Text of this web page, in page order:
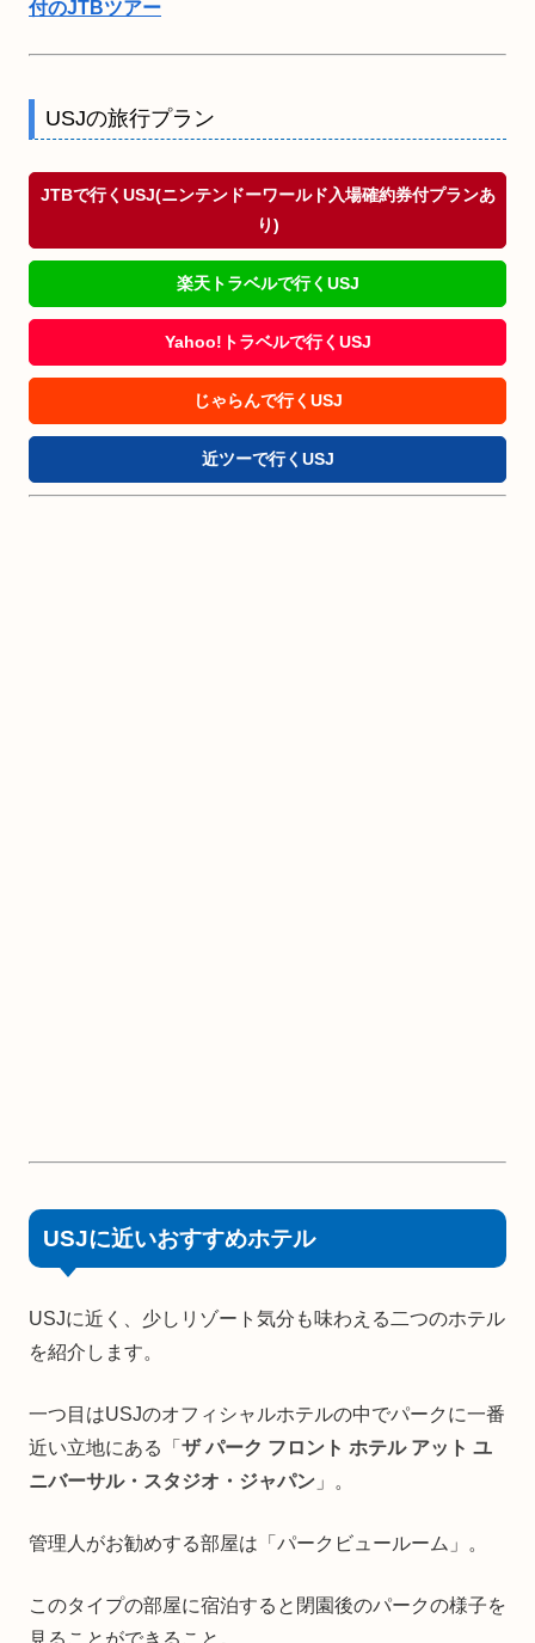
付のJTBツアー
USJの旅行プラン
JTBで行くUSJ(ニンテンドーワールド入場確約券付プランあ
り)
楽天トラベルで行くUSJ
Yahoo!トラベルで行くUSJ
じゃらんで行くUSJ
近ツーで行くUSJ
USJに近いおすすめホテル
USJに近く、少しリゾート気分も味わえる二つのホテル
を紹介します。
一つ目はUSJのオフィシャルホテルの中でパークに一番
近い立地にある「 ザ パーク フロント ホテル アット ユ
ニバーサル・スタジオ・ジャパン 」。
管理人がお勧めする部屋は「パークビュールーム」。
このタイプの部屋に宿泊すると閉園後のパークの様子を